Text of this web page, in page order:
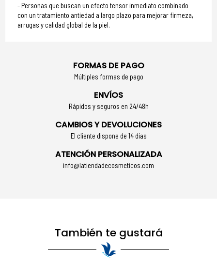
Personas que buscan un efecto tensor inmediato combinado
con un tratamiento antiedad a largo plazo para mejorar firmeza,
arrugas y calidad global de la piel.
FORMAS DE PAGO
Múltiples formas de pago
ENVÍOS
Rápidos y seguros en 24/48h
CAMBIOS Y DEVOLUCIONES
El cliente dispone de 14 días
ATENCIÓN PERSONALIZADA
info@latiendadecosmeticos.com
También te gustará